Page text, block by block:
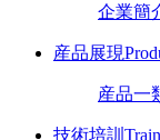
企業簡
産品展現
産品一
技術培訓